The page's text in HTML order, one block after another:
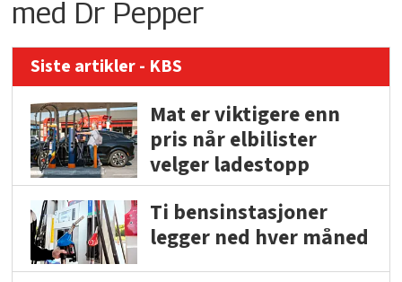
med Dr Pepper
Siste artikler - KBS
Mat er viktigere enn
pris når elbilister
velger ladestopp
Ti bensinstasjoner
legger ned hver måned